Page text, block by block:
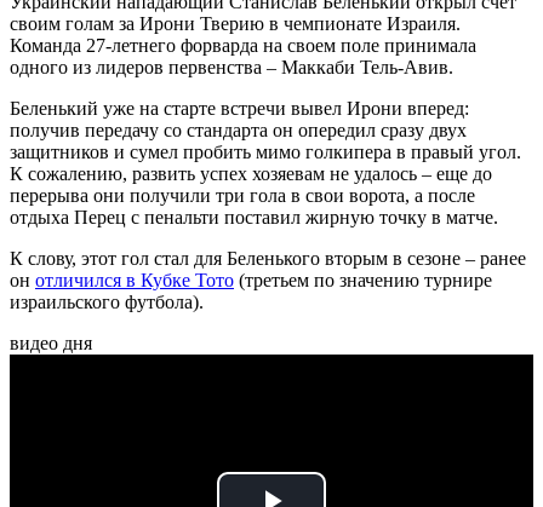
своим голам за Ирони Тверию в чемпионате Израиля.
Команда 27-летнего форварда на своем поле принимала
одного из лидеров первенства – Маккаби Тель-Авив.
Беленький уже на старте встречи вывел Ирони вперед:
получив передачу со стандарта он опередил сразу двух
защитников и сумел пробить мимо голкипера в правый угол.
К сожалению, развить успех хозяевам не удалось – еще до
перерыва они получили три гола в свои ворота, а после
отдыха Перец с пенальти поставил жирную точку в матче.
К слову, этот гол стал для Беленького вторым в сезоне – ранее
он отличился в Кубке Тото (третьем по значению турнире
израильского футбола).
видео дня